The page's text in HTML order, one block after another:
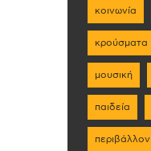
κοινωνία
κρούσματα
μουσική
παιδεία
περιβάλλον